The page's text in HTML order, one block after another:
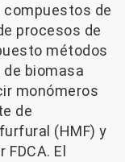
compuestos de
procesos de
métodos
biomasa
monómeros
de
(HMF) y
El